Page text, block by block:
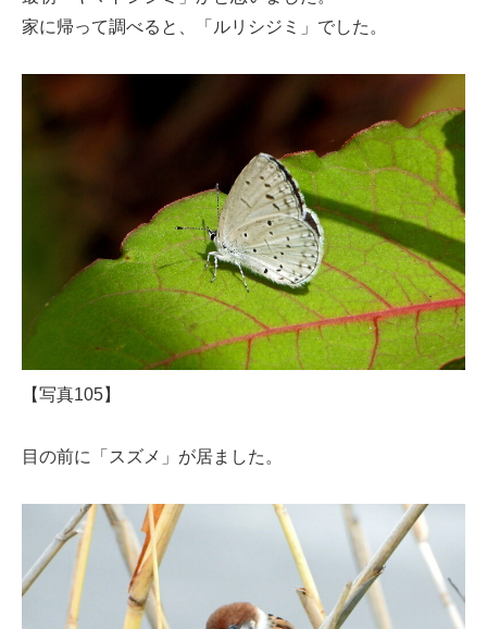
家に帰って調べると、「ルリシジミ」でした。
【写真105】
目の前に「スズメ」が居ました。